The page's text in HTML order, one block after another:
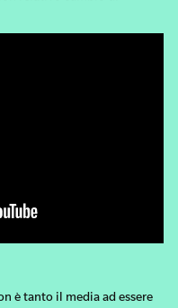
è tanto il media ad essere